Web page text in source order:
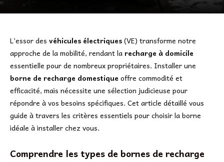
L’essor des véhicules électriques(VE) transforme notre
approche de la mobilité, rendant larecharge à domicile
essentielle pour de nombreux propriétaires. Installer une
borne de recharge domestique offre commodité et
efficacité, mais nécessite une sélection judicieuse pour
répondre à vos besoins spécifiques. Cet article détaillé vous
guide à travers les critères essentiels pour choisir la borne
idéale à installer chez vous.
Comprendre les types de bornes de recharge